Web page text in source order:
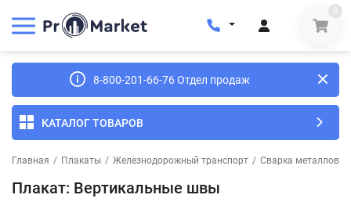
0
8-800-201-66-76 Отдел продаж
КАТАЛОГ ТОВАРОВ
Главная / Плакаты / Железнодорожный транспорт / Сварка металлов
Плакат: Вертикальные швы